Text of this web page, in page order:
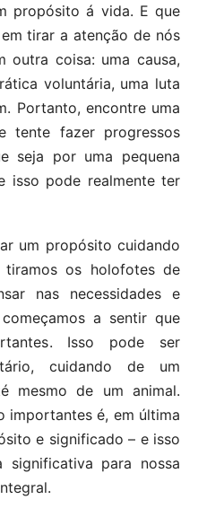
propósito á vida. E que
tirar a atenção de nós
outra coisa: uma causa,
voluntária, uma luta
Portanto, encontre uma
tente fazer progressos
seja por uma pequena
isso pode realmente ter
um propósito cuidando
tiramos os holofotes de
nas necessidades e
a sentir que
Isso pode ser
cuidando de um
mesmo de um animal.
importantes é, em última
e significado – e isso
significativa para nossa